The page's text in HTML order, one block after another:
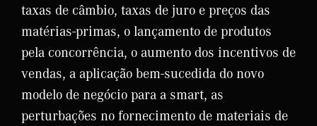
taxas de câmbio, taxas de juro e preços das
matérias-primas, o lançamento de produtos
pela concorrência, o aumento dos incentivos de
vendas, a aplicação bem-sucedida do novo
modelo de negócio para a smart, as
perturbações no fornecimento de materiais de